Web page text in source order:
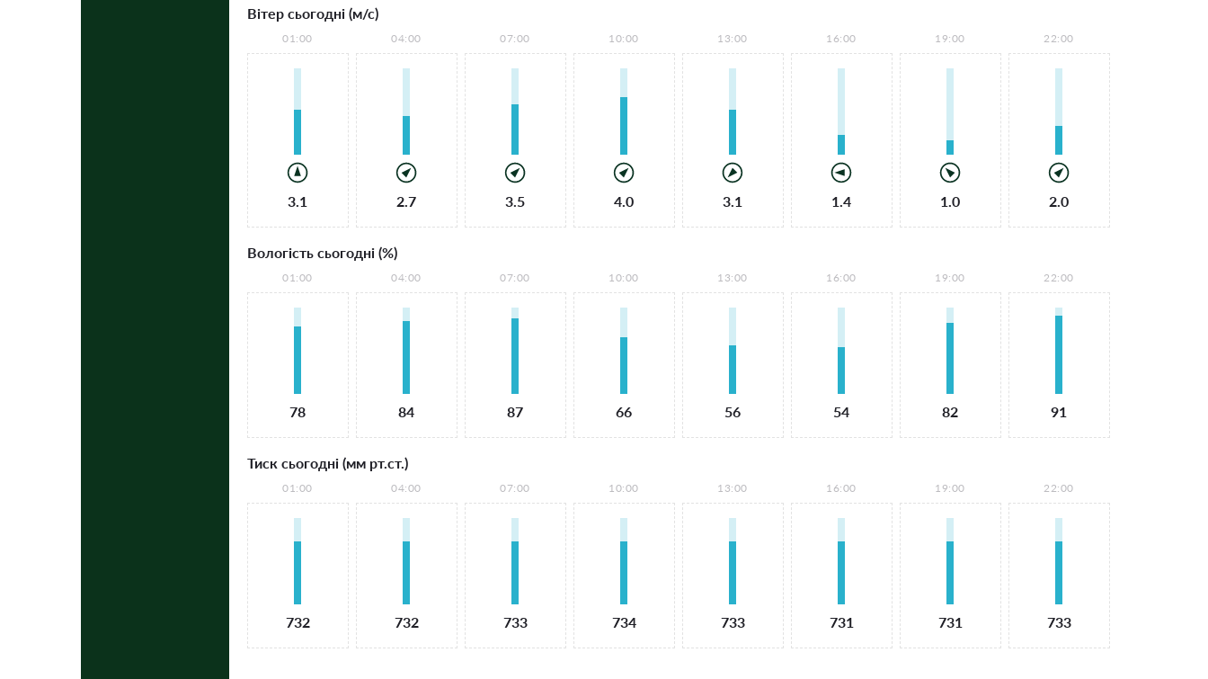
Вітер сьогодні (м/с)
01:00
3.1
04:00
2.7
07:00
3.5
10:00
4.0
13:00
3.1
16:00
1.4
19:00
1.0
22:00
2.0
Вологість сьогодні (%)
01:00
78
04:00
84
07:00
87
10:00
66
13:00
56
16:00
54
19:00
82
22:00
91
Тиск сьогодні (мм рт.ст.)
01:00
732
04:00
732
07:00
733
10:00
734
13:00
733
16:00
731
19:00
731
22:00
733